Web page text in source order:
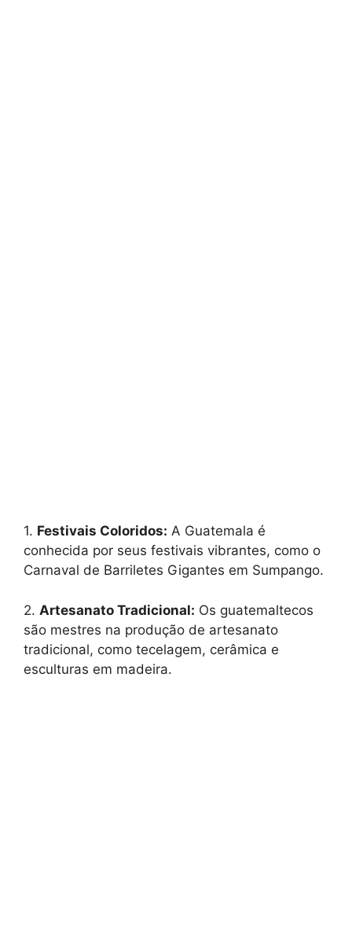
1. Festivais Coloridos: A Guatemala é
conhecida por seus festivais vibrantes, como o
Carnaval de Barriletes Gigantes em Sumpango.
2. Artesanato Tradicional: Os guatemaltecos
são mestres na produção de artesanato
tradicional, como tecelagem, cerâmica e
esculturas em madeira.